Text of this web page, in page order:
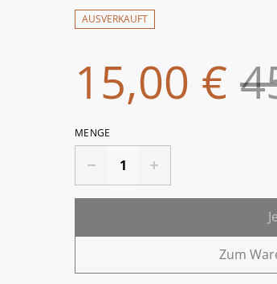
AUSVERKAUFT
15,00 €
MENGE
Zum